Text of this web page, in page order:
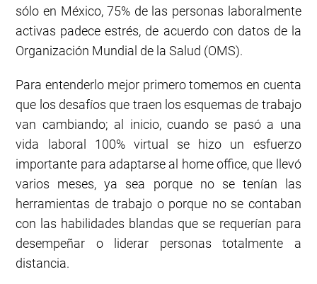
sólo en México, 75% de las personas laboralmente
activas padece estrés, de acuerdo con datos de la
Organización Mundial de la Salud (OMS).
Para entenderlo mejor primero tomemos en cuenta
que los desafíos que traen los esquemas de trabajo
van cambiando; al inicio, cuando se pasó a una
vida laboral 100% virtual se hizo un esfuerzo
importante para adaptarse al home office, que llevó
varios meses, ya sea porque no se tenían las
herramientas de trabajo o porque no se contaban
con las habilidades blandas que se requerían para
desempeñar o liderar personas totalmente a
distancia.